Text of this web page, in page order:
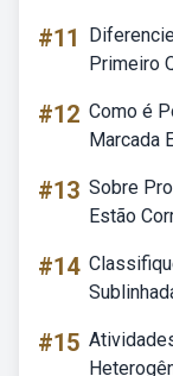
#11
Primeiro
#12 Como é
Marcada
#13 Sobre
Estão
#14
#15